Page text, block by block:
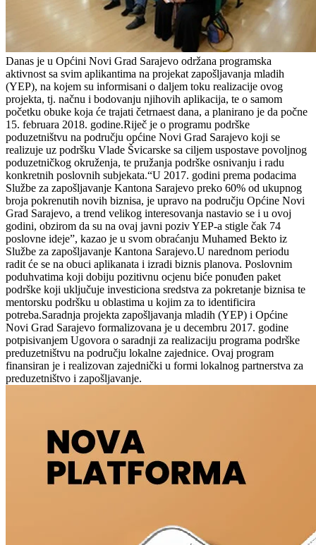
Danas je u Općini Novi Grad Sarajevo održana programska
aktivnost sa svim aplikantima na projekat zapošljavanja mladih
(YEP), na kojem su informisani o daljem toku realizacije ovog
projekta, tj. načnu i bodovanju njihovih aplikacija, te o samom
početku obuke koja će trajati četrnaest dana, a planirano je da počne
15. februara 2018. godine.Riječ je o programu podrške
poduzetništvu na području općine Novi Grad Sarajevo koji se
realizuje uz podršku Vlade Švicarske sa ciljem uspostave povoljnog
poduzetničkog okruženja, te pružanja podrške osnivanju i radu
konkretnih poslovnih subjekata.“U 2017. godini prema podacima
Službe za zapošljavanje Kantona Sarajevo preko 60% od ukupnog
broja pokrenutih novih biznisa, je upravo na području Općine Novi
Grad Sarajevo, a trend velikog interesovanja nastavio se i u ovoj
godini, obzirom da su na ovaj javni poziv YEP-a stigle čak 74
poslovne ideje”, kazao je u svom obraćanju Muhamed Bekto iz
Službe za zapošljavanje Kantona Sarajevo.U narednom periodu
radit će se na obuci aplikanata i izradi biznis planova. Poslovnim
poduhvatima koji dobiju pozitivnu ocjenu biće ponuđen paket
podrške koji uključuje investiciona sredstva za pokretanje biznisa te
mentorsku podršku u oblastima u kojim za to identificira
potreba.Saradnja projekta zapošljavanja mladih (YEP) i Općine
Novi Grad Sarajevo formalizovana je u decembru 2017. godine
potpisivanjem Ugovora o saradnji za realizaciju programa podrške
preduzetništvu na području lokalne zajednice. Ovaj program
finansiran je i realizovan zajednički u formi lokalnog partnerstva za
preduzetništvo i zapošljavanje.